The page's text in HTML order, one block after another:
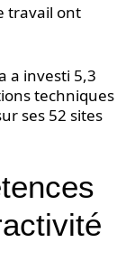
travail ont
a investi 5,3
techniques
ses 52 sites